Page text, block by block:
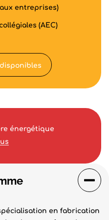
en fabrication
entreprises)
(AEC)
énergétique